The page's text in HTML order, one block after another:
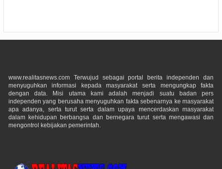
www.realitasnews.com Terwujud sebagai portal berita independen dan
menyuguhkan informasi kepada masyarakat serta mengungkap fakta
dengan data. Misi utama kami adalah menjadi suatu badan pers
independen yang berusaha menyuguhkan fakta sebenarnya ke masyarakat
apa adanya, serta turut serta dalam upaya mencerdaskan masyarakat
dalam kehidupan berbangsa dan bernegara turut serta mengawasi dan
mengontrol kebijakan pemerintah.